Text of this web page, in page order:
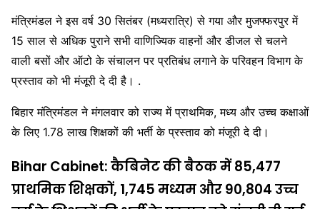
मंत्रिमंडल ने इस वर्ष 30 सितंबर (मध्यरात्रि) से गया और मुजफ्फरपुर में
15 साल से अधिक पुराने सभी वाणिज्यिक वाहनों और डीजल से चलने
वाली बसों और ऑटो के संचालन पर प्रतिबंध लगाने के परिवहन विभाग के
प्रस्ताव को भी मंजूरी दे दी है। .
बिहार मंत्रिमंडल ने मंगलवार को राज्य में प्राथमिक, मध्य और उच्च कक्षाओं
के लिए 1.78 लाख शिक्षकों की भर्ती के प्रस्ताव को मंजूरी दे दी।
Bihar Cabinet: कैबिनेट की बैठक में 85,477
प्राथमिक शिक्षकों, 1,745 मध्यम और 90,804 उच्च